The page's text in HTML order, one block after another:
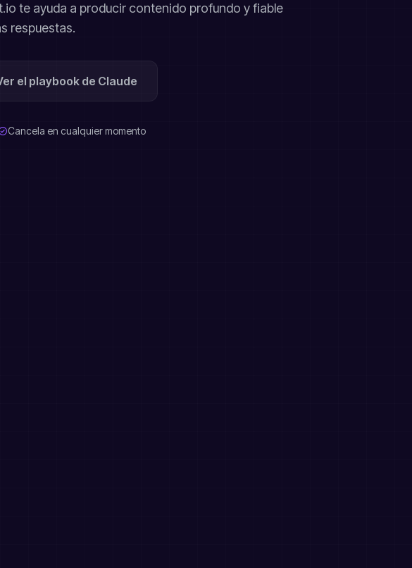
te ayuda a producir contenido profundo y fiable
respuestas.
el playbook de Claude
Cancela en cualquier momento